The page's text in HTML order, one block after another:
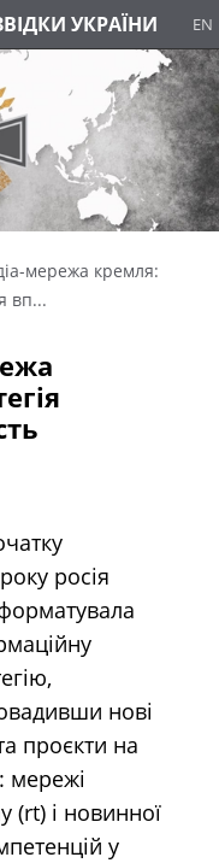
УКРАЇНИ EN
мережа кремля:
вп...
року росія
нові
проєкти на
мережі
(rt) і новинної
у